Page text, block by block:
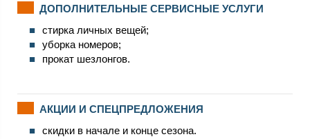
ДОПОЛНИТЕЛЬНЫЕ СЕРВИСНЫЕ УСЛУГИ
стирка личных вещей;
уборка номеров;
прокат шезлонгов.
АКЦИИ И СПЕЦПРЕДЛОЖЕНИЯ
скидки в начале и конце сезона.